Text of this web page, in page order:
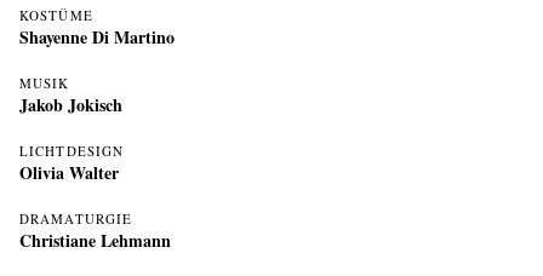
KOSTÜME
Shayenne Di Martino
MUSIK
Jakob Jokisch
LICHTDESIGN
Olivia Walter
DRAMATURGIE
Christiane Lehmann